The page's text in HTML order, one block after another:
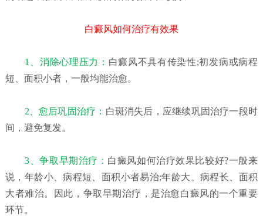
白癜风如何治疗有效果
1、消除心理压力： 白癜风不具有传染性;初发病或病程
短、面积小者，一般均能治愈。
2、愈后巩固治疗： 白斑消失后，应继续巩固治疗一段时
间，避免复发。
3、争取早期治疗： 白癜风如何治疗效果比较好?一般来
说，年龄小、病程短、面积小者易治;年龄大、病程长、面积
大者难治。因此，争取早期治疗，是治愈白癜风的一个重要
环节。